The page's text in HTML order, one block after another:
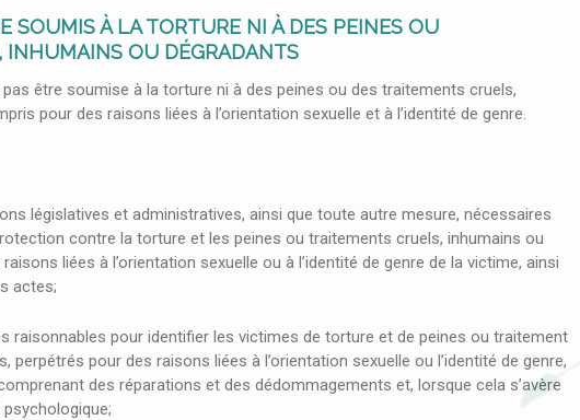
SOUMIS À LA TORTURE NI À DES PEINES OU
INHUMAINS OU DÉGRADANTS
être soumise à la torture ni à des peines ou des traitements cruels,
pour des raisons liées à l’orientation sexuelle et à l’identité de genre.
législatives et administratives, ainsi que toute autre mesure, nécessaires
contre la torture et les peines ou traitements cruels, inhumains ou
liées à l’orientation sexuelle ou à l’identité de genre de la victime, ainsi
actes;
pour identifier les victimes de torture et de peines ou traitement
perpétrés pour des raisons liées à l’orientation sexuelle ou l’identité de genre,
des réparations et des dédommagements et, lorsque cela s’avère